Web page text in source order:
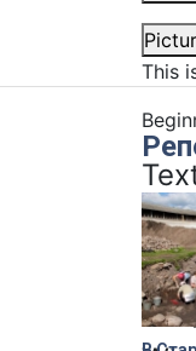
This
Color
Color